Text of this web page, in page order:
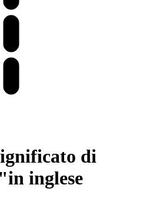
di
inglese